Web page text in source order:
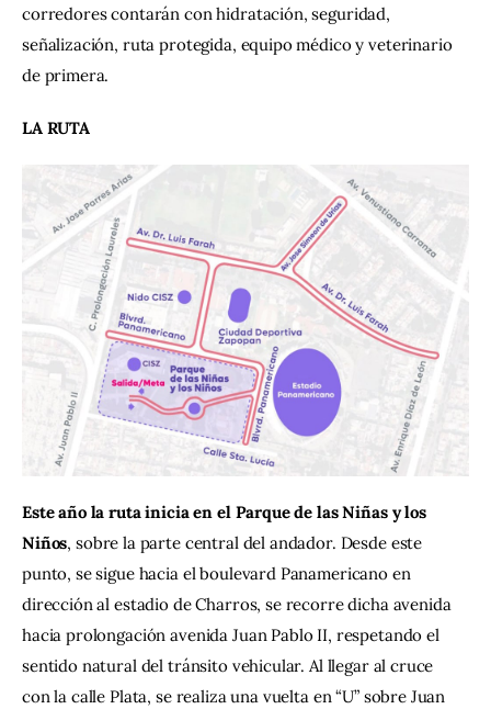
corredores contarán con hidratación, seguridad,
señalización, ruta protegida, equipo médico y veterinario
de primera.
LA RUTA
Este año la ruta inicia en el Parque de las Niñas y los
Niños, sobre la parte central del andador. Desde este
punto, se sigue hacia el boulevard Panamericano en
dirección al estadio de Charros, se recorre dicha avenida
hacia prolongación avenida Juan Pablo II, respetando el
sentido natural del tránsito vehicular. Al llegar al cruce
con la calle Plata, se realiza una vuelta en “U” sobre Juan